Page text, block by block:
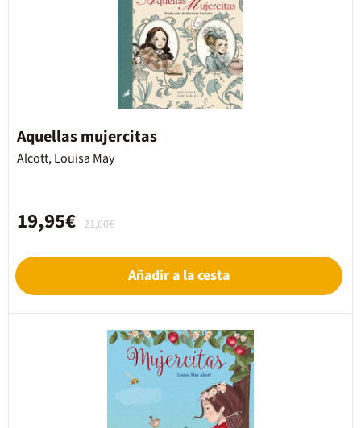
Aquellas mujercitas
Alcott, Louisa May
21,00€
19,95€
Añadir a la cesta